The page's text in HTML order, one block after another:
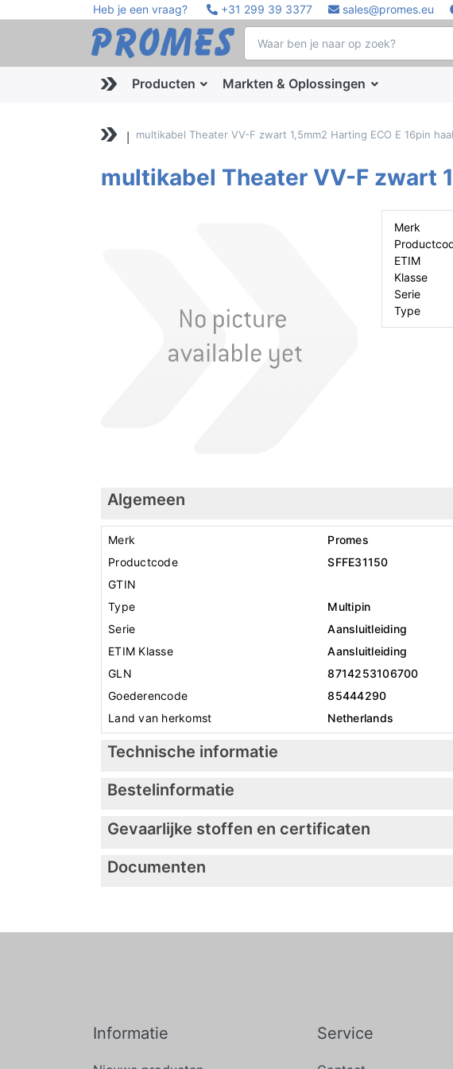
Heb je een vraag? +31 299 39 3377 sales@promes.eu
Producten Markten & Oplossingen
multikabel Theater VV-F zwart 1,5mm2 Harting ECO E 16pin
multikabel Theater VV-F zwart
Merk
ETIM
Klasse
Serie
Type
Algemeen
Merk
Promes
Productcode
SFFE31150
GTIN
Type
Multipin
Serie
Aansluitleiding
ETIM Klasse
Aansluitleiding
GLN
8714253106700
Goederencode
85444290
Land van herkomst
Netherlands
Technische informatie
Bestelinformatie
Gevaarlijke stoffen en certificaten
Documenten
Informatie Service